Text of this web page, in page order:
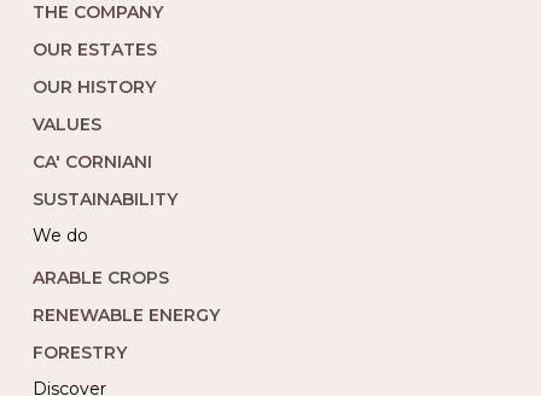
THE COMPANY
OUR ESTATES
OUR HISTORY
VALUES
CA' CORNIANI
SUSTAINABILITY
we do
ARABLE CROPS
RENEWABLE ENERGY
FORESTRY
Discover